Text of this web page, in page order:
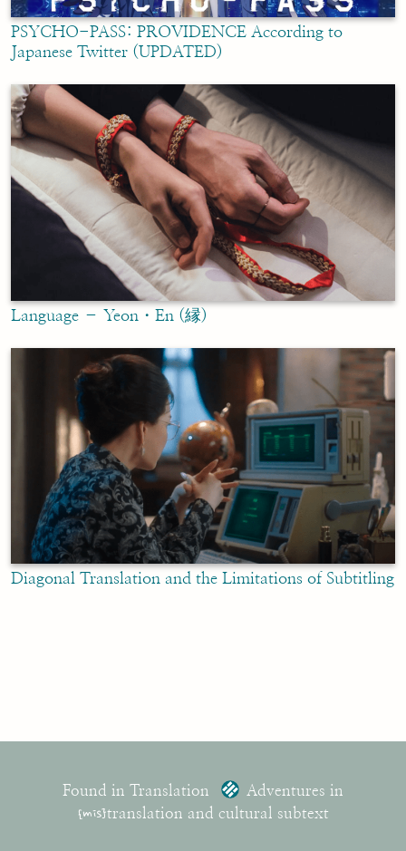
PSYCHO-PASS: PROVIDENCE According to
Japanese Twitter (UPDATED)
Language – Yeon・En (縁)
Diagonal Translation and the Limitations of Subtitling
Found in Translation
Adventures in
{mis}translation and cultural subtext